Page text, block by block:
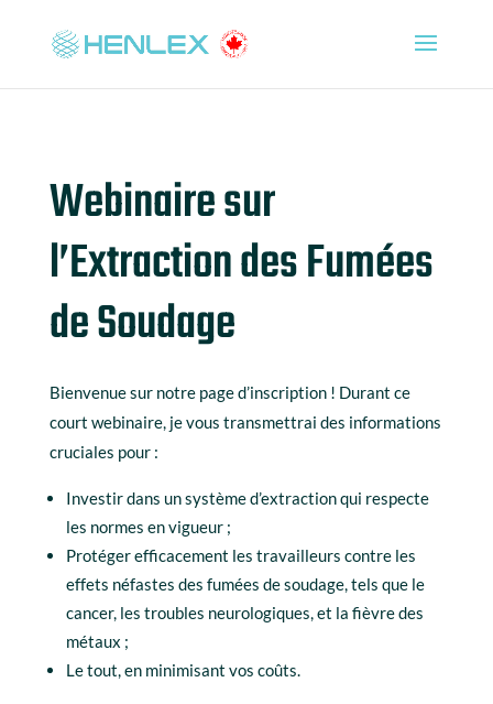
Webinaire sur
l’Extraction des Fumées
de Soudage
Bienvenue sur notre page d’inscription ! Durant ce
court webinaire, je vous transmettrai des informations
cruciales pour :
Investir dans un système d’extraction qui respecte
les normes en vigueur ;
Protéger efficacement les travailleurs contre les
effets néfastes des fumées de soudage, tels que le
cancer, les troubles neurologiques, et la fièvre des
métaux ;
Le tout, en minimisant vos coûts.